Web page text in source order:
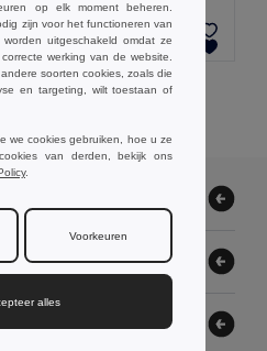
Aan winkelwagen toevoegen
Tonen.
op elk moment beheren.
zijn voor het functioneren van
uitgeschakeld omdat ze
werking van de website.
soorten cookies, zoals die
en targeting, wilt toestaan of
we cookies gebruiken, hoe u ze
van derden, bekijk ons
.
Voorkeuren
alles